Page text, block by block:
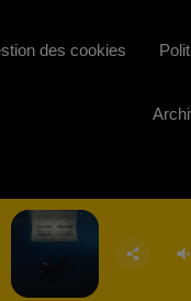
des cookies